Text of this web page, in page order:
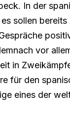
In der
sollen
vor
in
für den
eines der